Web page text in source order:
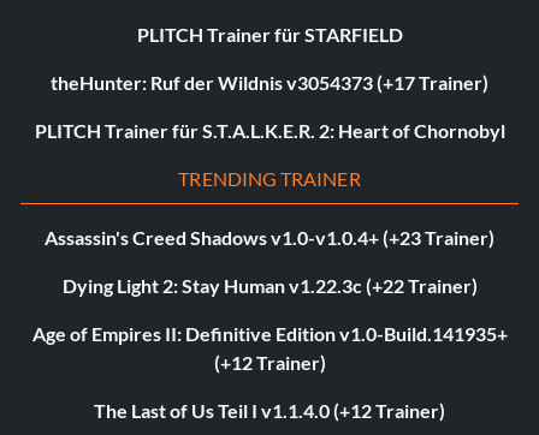
PLITCH Trainer für STARFIELD
theHunter: Ruf der Wildnis v3054373 (+17 Trainer)
PLITCH Trainer für S.T.A.L.K.E.R. 2: Heart of Chornobyl
TRENDING TRAINER
Assassin's Creed Shadows v1.0-v1.0.4+ (+23 Trainer)
Dying Light 2: Stay Human v1.22.3c (+22 Trainer)
Age of Empires II: Definitive Edition v1.0-Build.141935+
(+12 Trainer)
The Last of Us Teil I v1.1.4.0 (+12 Trainer)